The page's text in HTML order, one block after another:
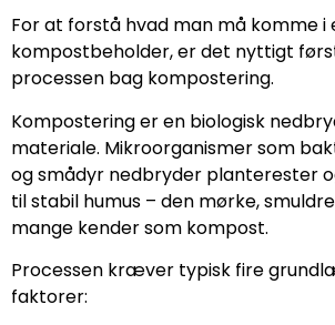
For at forstå hvad man må komme i
kompostbeholder, er det nyttigt
processen bag kompostering.
Kompostering er en biologisk
materiale. Mikroorganismer som
og smådyr nedbryder planterester
til stabil humus – den mørke,
mange kender som kompost.
Processen kræver typisk fire
faktorer: